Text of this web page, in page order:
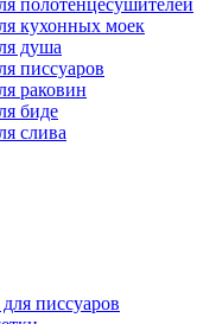
полотенцесушителей
кухонных моек
душа
писсуаров
раковин
биде
слива
писсуаров